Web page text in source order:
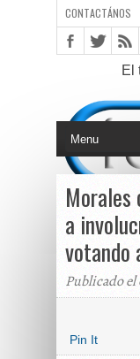
CONTACTÁNOS
El
Morales
a
votando
Publicado
Pin It